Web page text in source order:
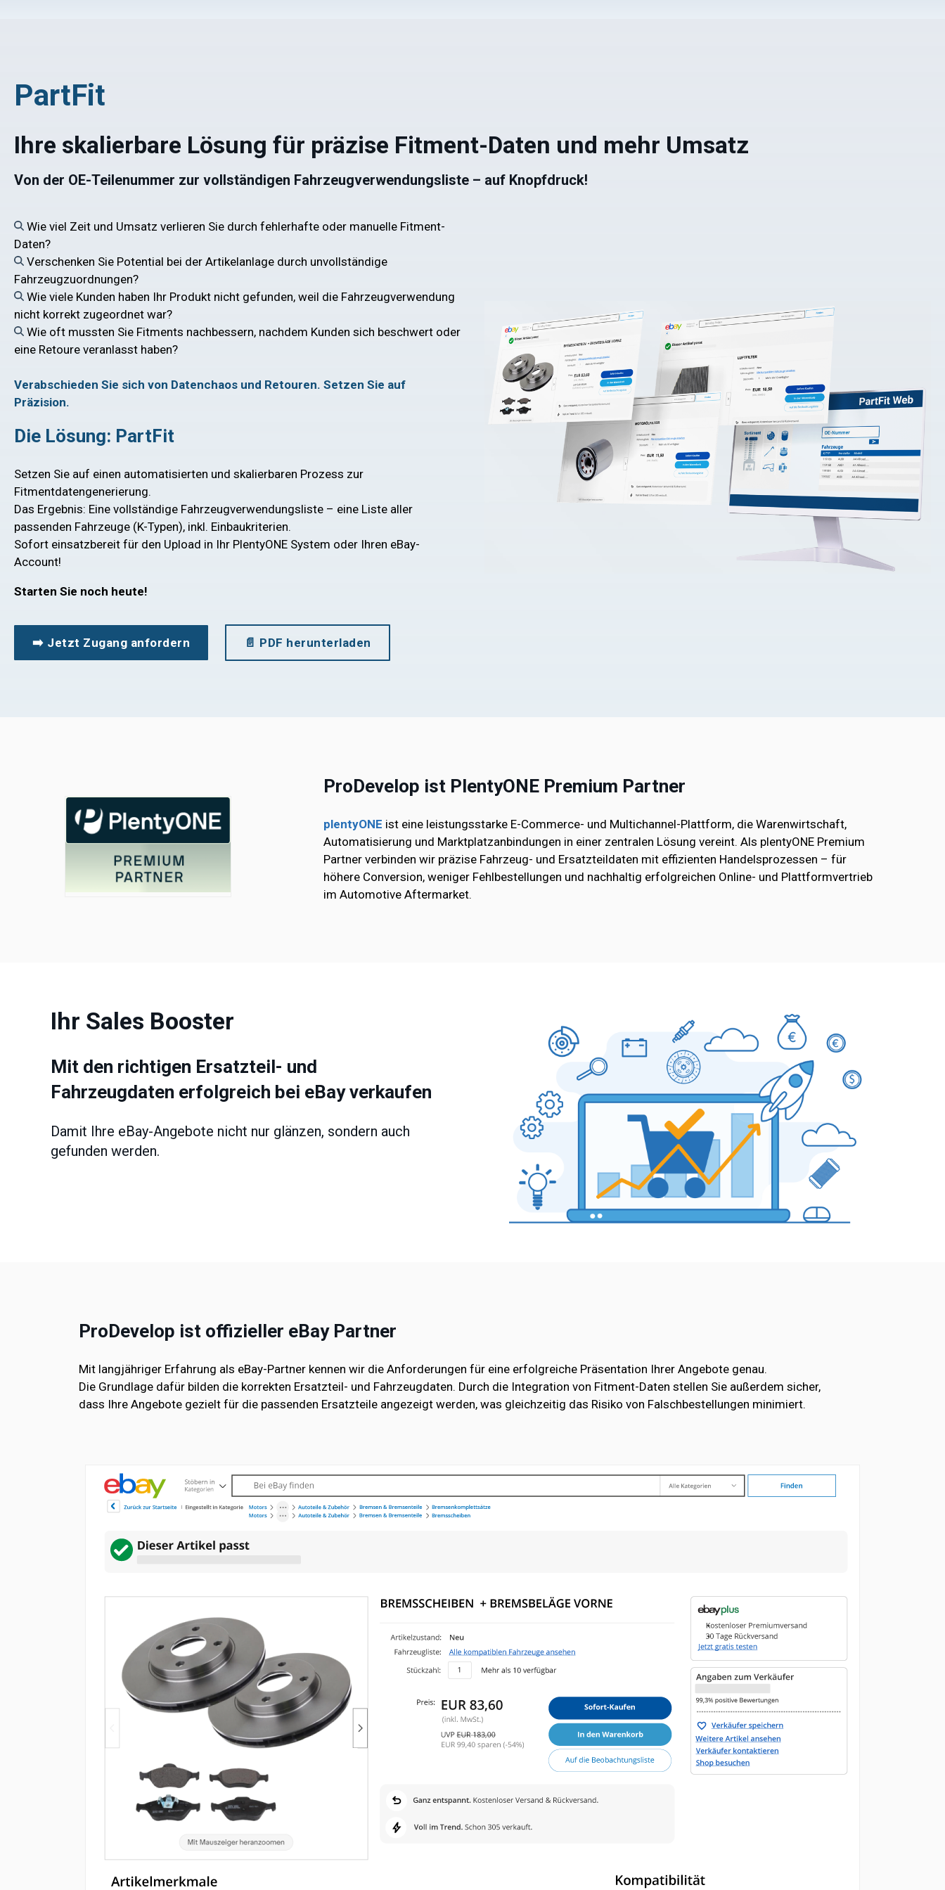
PartFit
Ihre skalierbare Lösung für präzise Fitment-Daten und mehr Umsatz
Von der OE-Teilenummer zur vollständigen Fahrzeugverwendungsliste – auf Knopfdruck!
Wie viel Zeit und Umsatz verlieren Sie durch fehlerhafte oder manuelle Fitment-
Daten?
Verschenken Sie Potential bei der Artikelanlage durch unvollständige
Fahrzeugzuordnungen?
Wie viele Kunden haben Ihr Produkt nicht gefunden, weil die Fahrzeugverwendung
nicht korrekt zugeordnet war?
Wie oft mussten Sie Fitments nachbessern, nachdem Kunden sich beschwert oder
eine Retoure veranlasst haben?
Verabschieden Sie sich von Datenchaos und Retouren. Setzen Sie auf
Präzision.
Die Lösung: PartFit
Setzen Sie auf einen automatisierten und skalierbaren Prozess zur
Fitmentdatengenerierung.
Das Ergebnis: Eine vollständige Fahrzeugverwendungsliste – eine Liste aller
passenden Fahrzeuge (K-Typen), inkl. Einbaukriterien.
Sofort einsatzbereit für den Upload in Ihr PlentyONE System oder Ihren eBay-
Account!
Starten Sie noch heute!
➡️ Jetzt Zugang anfordern 📄 PDF herunterladen
ProDevelop ist PlentyONE Premium Partner
plentyONE ist eine leistungsstarke E-Commerce- und Multichannel-Plattform, die Warenwirtschaft,
Automatisierung und Marktplatzanbindungen in einer zentralen Lösung vereint. Als plentyONE Premium
Partner verbinden wir präzise Fahrzeug- und Ersatzteildaten mit effizienten Handelsprozessen – für
höhere Conversion, weniger Fehlbestellungen und nachhaltig erfolgreichen Online- und Plattformvertrieb
im Automotive Aftermarket.
Ihr Sales Booster
Mit den richtigen Ersatzteil- und
Fahrzeugdaten erfolgreich bei eBay verkaufen
Damit Ihre eBay-Angebote nicht nur glänzen, sondern auch
gefunden werden.
ProDevelop ist offizieller eBay Partner
Mit langjähriger Erfahrung als eBay-Partner kennen wir die Anforderungen für eine erfolgreiche Präsentation Ihrer Angebote genau.
Die Grundlage dafür bilden die korrekten Ersatzteil- und Fahrzeugdaten. Durch die Integration von Fitment-Daten stellen Sie außerdem sicher,
dass Ihre Angebote gezielt für die passenden Ersatzteile angezeigt werden, was gleichzeitig das Risiko von Falschbestellungen minimiert.